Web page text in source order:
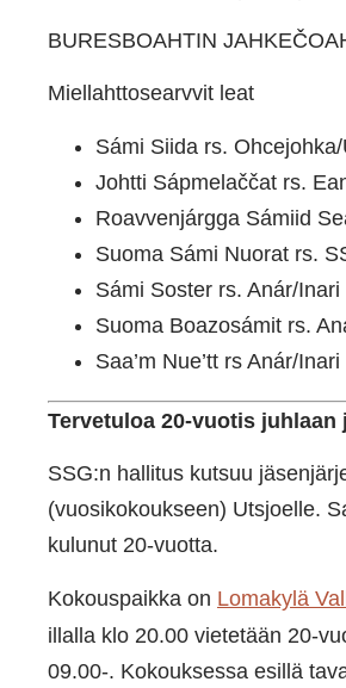
BURESBOAHTIN
Miellahttosearvvit leat
Sámi Siida rs.
Johtti Sápmelaččat rs.
Roavvenjárgga Sámiid
Suoma Sámi Nuorat rs.
Sámi Soster rs. Anár/Inari
Suoma Boazosámit rs.
Saa’m Nue’tt rs Anár/Inari
Tervetuloa 20-vuotis
SSG:n hallitus kutsuu
(vuosikokoukseen) Utsjoelle.
kulunut 20-vuotta.
Kokouspaikka on Lomakylä
illalla klo 20.00 vietetään 20-
09.00-. Kokouksessa esillä